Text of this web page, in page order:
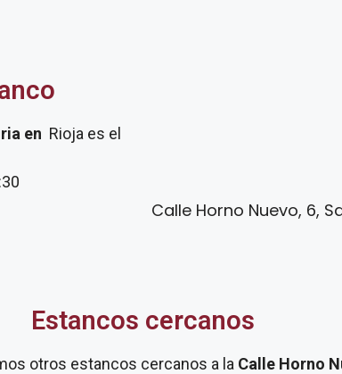
en Rioja es el
Calle Horno Nuevo, 6,
Estancos cercanos
otros estancos cercanos a la Calle Horno